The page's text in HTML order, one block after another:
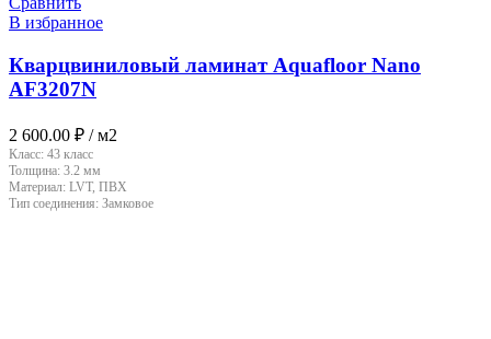
В избранное
Кварцвиниловый ламинат Aquafloor Nano
AF3207N
2 600.00 ₽ / м2
Класс: 43 класс
Толщина: 3.2 мм
Материал: LVT, ПВХ
Тип соединения: Замковое